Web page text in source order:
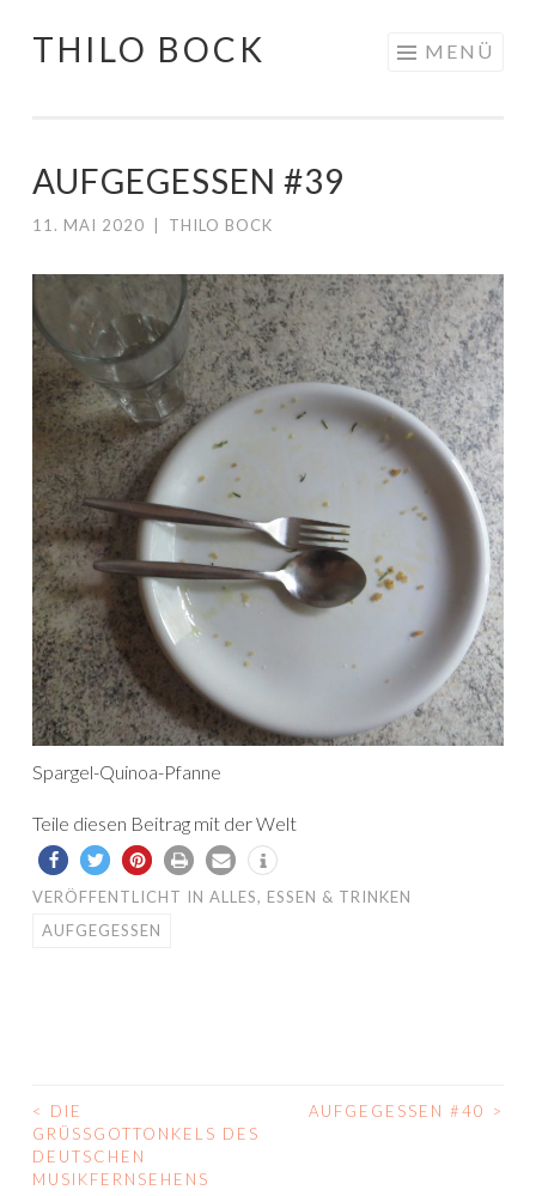
Springe
THILO BOCK MENÜ
AUFGEGESSEN #39
11. MAI 2020 THILO BOCK
Spargel-Quinoa-Pfanne
Teile diesen Beitrag mit der Welt
VERÖFFENTLICHT IN ALLES, ESSEN & TRINKEN
AUFGEGESSEN
BEITRAGS-
NAVIGATION
<
DIE
GRÜSSGOTTONKELS DES D
EUTSCHEN M
USIKFERNSEHENS
AUFGEGESSEN #40 >